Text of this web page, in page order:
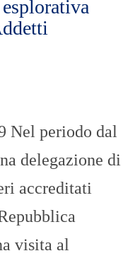
Nel periodo dal
delegazione di
accreditati
visita al